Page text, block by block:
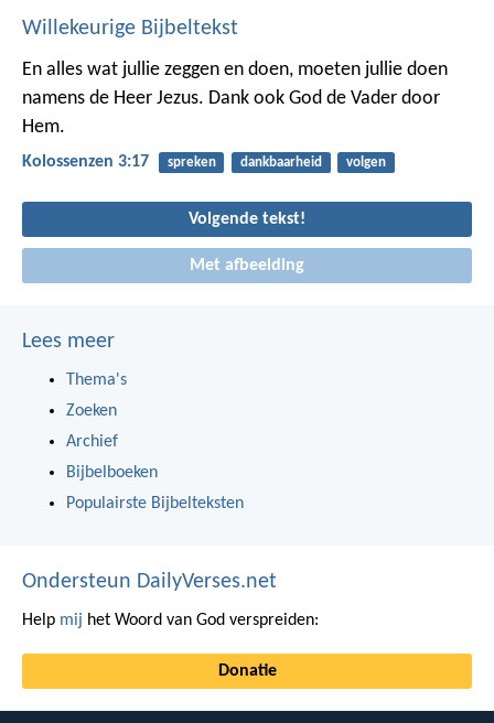
Willekeurige Bijbeltekst
En alles wat jullie zeggen en doen, moeten jullie doen
namens de Heer Jezus. Dank ook God de Vader door
Hem.
Kolossenzen 3:17 spreken dankbaarheid volgen
Volgende tekst!
Met afbeelding
Lees meer
Thema's
Zoeken
Archief
Bijbelboeken
Populairste Bijbelteksten
Ondersteun DailyVerses.net
Help mij het Woord van God verspreiden:
Donatie